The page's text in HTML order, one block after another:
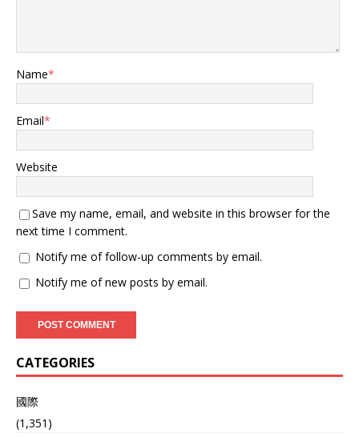
Name*
Email*
Website
Save my name, email, and website in this browser for the
next time I comment.
Notify me of follow-up comments by email.
Notify me of new posts by email.
CATEGORIES
國際
(1,351)